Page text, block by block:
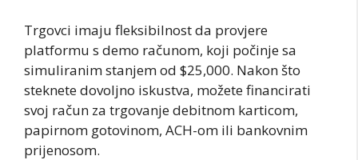
Trgovci imaju fleksibilnost da provjere
platformu s demo računom, koji počinje sa
simuliranim stanjem od $25,000. Nakon što
steknete dovoljno iskustva, možete financirati
svoj račun za trgovanje debitnom karticom,
papirnom gotovinom, ACH-om ili bankovnim
prijenosom.